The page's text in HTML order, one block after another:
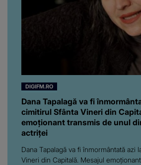
DIGIFM.RO
Dana Tapalagă va fi
cimitirul Sfânta Vineri din
emoționant transmis de unul
actriței
Dana Tapalagă va fi înmormântată azi
Vineri din Capitală. Mesajul